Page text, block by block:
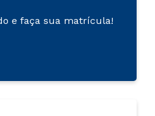
e faça sua matrícula!